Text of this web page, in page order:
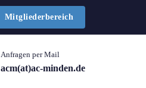
Mitgliederbereich
Anfragen per Mail
acm(at)ac-minden.de